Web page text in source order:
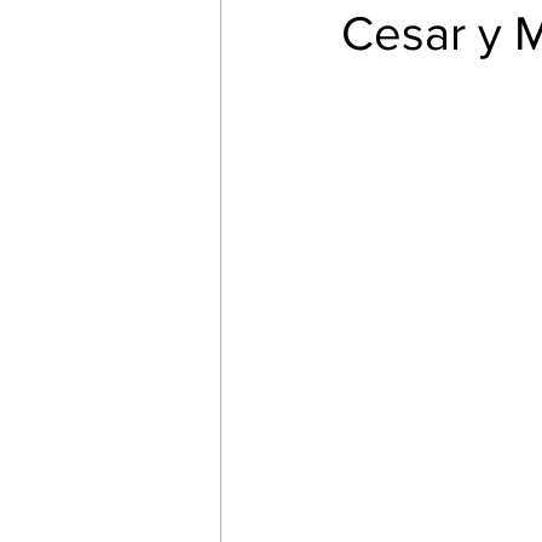
Cesar y